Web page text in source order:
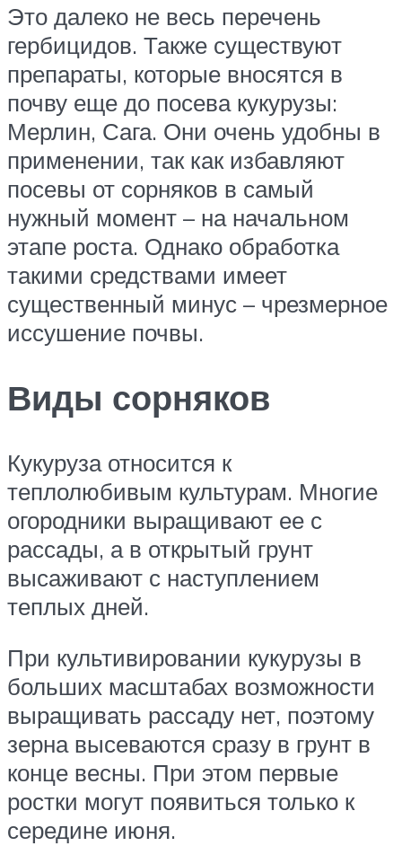
Это далеко не весь перечень
гербицидов. Также существуют
препараты, которые вносятся в
почву еще до посева кукурузы:
Мерлин, Сага. Они очень удобны в
применении, так как избавляют
посевы от сорняков в самый
нужный момент – на начальном
этапе роста. Однако обработка
такими средствами имеет
существенный минус – чрезмерное
иссушение почвы.
Виды сорняков
Кукуруза относится к
теплолюбивым культурам. Многие
огородники выращивают ее с
рассады, а в открытый грунт
высаживают с наступлением
теплых дней.
При культивировании кукурузы в
больших масштабах возможности
выращивать рассаду нет, поэтому
зерна высеваются сразу в грунт в
конце весны. При этом первые
ростки могут появиться только к
середине июня.